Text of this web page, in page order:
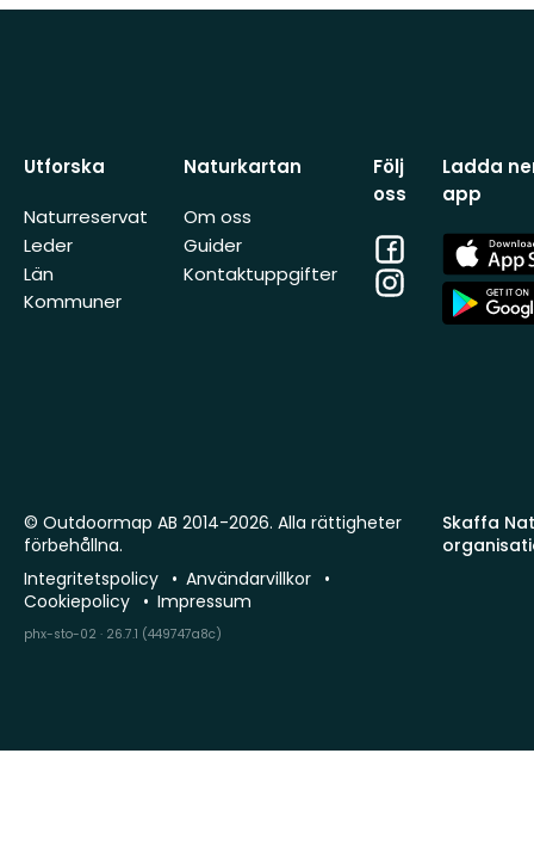
Utforska
Naturreservat
Leder
Län
Kommuner
Naturkartan
Om oss
Guider
Kontaktuppgifter
Följ
oss
Facebook
Instagram
Ladda
app
App
Store
App
Store
Skaffa
© Outdoormap AB 2014-2026. Alla rättigheter
förbehållna.
Integritetspolicy
Användarvillkor
Cookiepolicy
Impressum
phx-sto-02 · 26.7.1 (449747a8c)